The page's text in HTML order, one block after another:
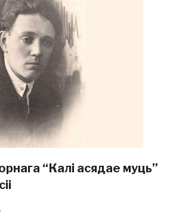
“Калі асядае муць”